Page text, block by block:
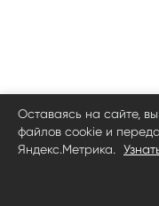
Оставаясь на сайте,
файлов cookie и
Яндекс.Метрика.